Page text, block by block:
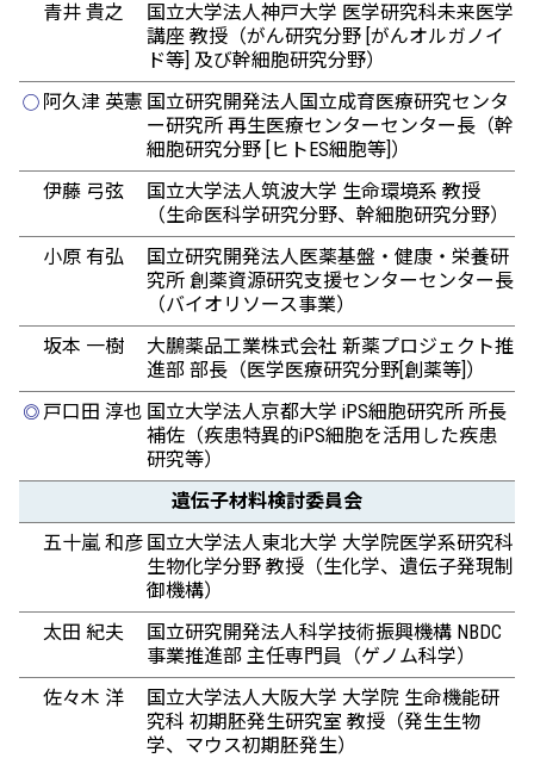
青井 貴之
国立大学法人神戸大学 医学研究科未来医学
講座 教授（がん研究分野 [がんオルガノイ
ド等] 及び幹細胞研究分野）
◯ 阿久津 英憲 国立研究開発法人国立成育医療研究センタ
ー研究所 再生医療センターセンター長（幹
細胞研究分野 [ヒトES細胞等]）
伊藤 弓弦
国立大学法人筑波大学 生命環境系 教授
（生命医科学研究分野、幹細胞研究分野）
小原 有弘
国立研究開発法人医薬基盤・健康・栄養研
究所 創薬資源研究支援センターセンター長
（バイオリソース事業）
坂本 一樹
大鵬薬品工業株式会社 新薬プロジェクト推
進部 部長（医学医療研究分野[創薬等]）
◎ 戸口田 淳也 国立大学法人京都大学 iPS細胞研究所 所長
補佐（疾患特異的iPS細胞を活用した疾患
研究等）
遺伝子材料検討委員会
五十嵐 和彦 国立大学法人東北大学 大学院医学系研究科
生物化学分野 教授（生化学、遺伝子発現制
御機構）
太田 紀夫
国立研究開発法人科学技術振興機構 NBDC
事業推進部 主任専門員（ゲノム科学）
佐々木 洋
国立大学法人大阪大学 大学院 生命機能研
究科 初期胚発生研究室 教授（発生生物
学、マウス初期胚発生）